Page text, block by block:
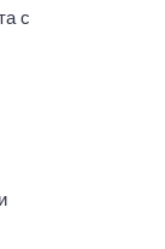
с